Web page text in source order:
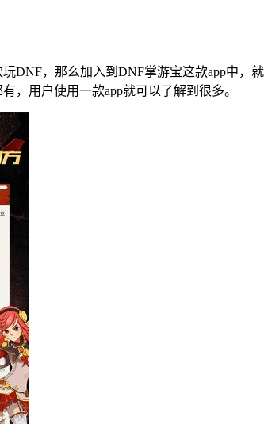
DNF，那么加入到DNF掌游宝这款app中，
，用户使用一款app就可以了解到很多。